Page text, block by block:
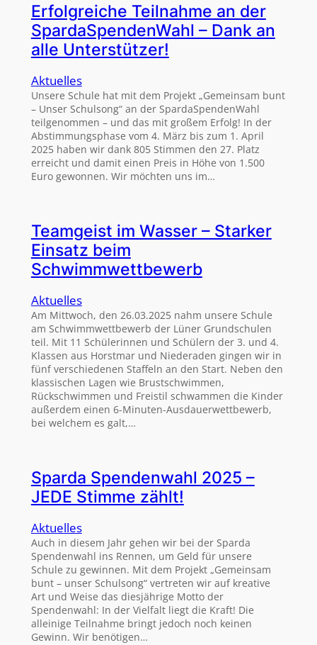
Erfolgreiche Teilnahme an der
SpardaSpendenWahl – Dank an
alle Unterstützer!
Aktuelles
Unsere Schule hat mit dem Projekt „Gemeinsam bunt
– Unser Schulsong“ an der SpardaSpendenWahl
teilgenommen – und das mit großem Erfolg! In der
Abstimmungsphase vom 4. März bis zum 1. April
2025 haben wir dank 805 Stimmen den 27. Platz
erreicht und damit einen Preis in Höhe von 1.500
Euro gewonnen. Wir möchten uns im…
Teamgeist im Wasser – Starker
Einsatz beim
Schwimmwettbewerb
Aktuelles
Am Mittwoch, den 26.03.2025 nahm unsere Schule
am Schwimmwettbewerb der Lüner Grundschulen
teil. Mit 11 Schülerinnen und Schülern der 3. und 4.
Klassen aus Horstmar und Niederaden gingen wir in
fünf verschiedenen Staffeln an den Start. Neben den
klassischen Lagen wie Brustschwimmen,
Rückschwimmen und Freistil schwammen die Kinder
außerdem einen 6-Minuten-Ausdauerwettbewerb,
bei welchem es galt,…
Sparda Spendenwahl 2025 –
JEDE Stimme zählt!
Aktuelles
Auch in diesem Jahr gehen wir bei der Sparda
Spendenwahl ins Rennen, um Geld für unsere
Schule zu gewinnen. Mit dem Projekt „Gemeinsam
bunt – unser Schulsong“ vertreten wir auf kreative
Art und Weise das diesjährige Motto der
Spendenwahl: In der Vielfalt liegt die Kraft! Die
alleinige Teilnahme bringt jedoch noch keinen
Gewinn. Wir benötigen…